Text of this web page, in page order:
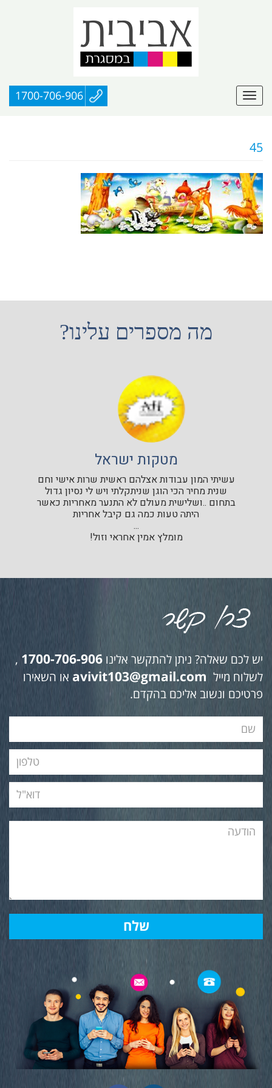
1700-706-906
45
מה מספרים עלינו?
מטקות ישראל
עשיתי המון עבודות אצלהם ראשית שרות אישי וחם
שנית מחיר הכי הוגן שניתקלתי ויש לי נסיון גדול
בתחום ..ושלישית מעולם לא התנער מאחריות כאשר
היתה טעות כמה גם קיבל אחריות
...
מומלץ אמין אחראי וזול!
יש לכם שאלה? ניתן להתקשר אלינו 1700-706-906
,
לשלוח מייל avivit103@gmail.com או השאירו
פרטיכם ונשוב אליכם בהקדם.